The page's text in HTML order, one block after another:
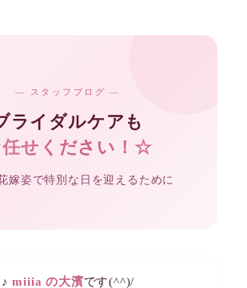
— スタッフブログ —
ライダルケアも
任せください！☆
嫁姿で特別な日を迎えるために
♪miiia の大濱です(^^)/